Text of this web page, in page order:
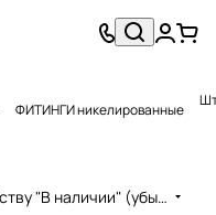
ФИТИНГИ никелированные
По свойству "В наличии" (убывание)